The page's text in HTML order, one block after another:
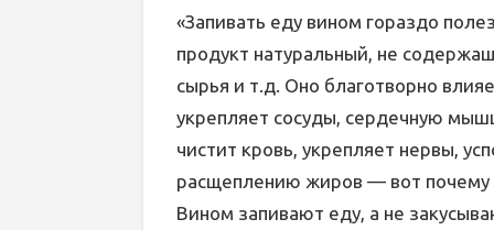
«Запивать еду вином гораздо
продукт натуральный, не
сырья и т.д. Оно благотворно
укрепляет сосуды, сердечную
чистит кровь, укрепляет нервы,
расщеплению жиров — вот почему
Вином запивают еду, а не